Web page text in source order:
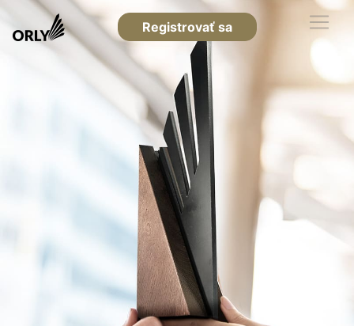
Registrovať sa